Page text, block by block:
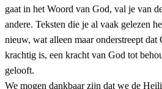
gaat in het Woord van God, val je van
andere. Teksten die je al vaak gelezen
nieuw, wat alleen maar onderstreept dat
krachtig is, een kracht van God tot
gelooft.
We mogen dankbaar zijn dat we de